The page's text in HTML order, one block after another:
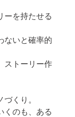
ーを持たせる
ないと確率的
ストーリー作
づくり。
くのも、ある